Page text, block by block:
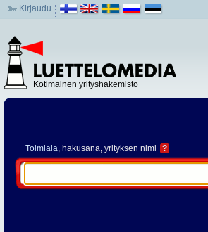
Kirjaudu
Kotimainen yrityshakemisto
Toimiala, hakusana, yrityksen nimi ?